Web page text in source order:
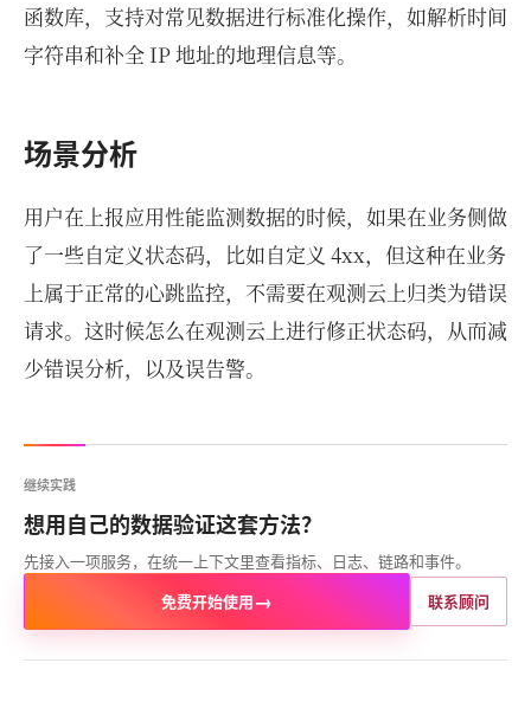
函数库，支持对常见数据进行标准化操作，如解析时间
字符串和补全 IP 地址的地理信息等。
场景分析
用户在上报应用性能监测数据的时候，如果在业务侧做
了一些自定义状态码，比如自定义 4xx，但这种在业务
上属于正常的心跳监控，不需要在观测云上归类为错误
请求。这时候怎么在观测云上进行修正状态码，从而减
少错误分析，以及误告警。
继续实践
想用自己的数据验证这套方法？
先接入一项服务，在统一上下文里查看指标、日志、链路和事件。
免费开始使用→ 联系顾问